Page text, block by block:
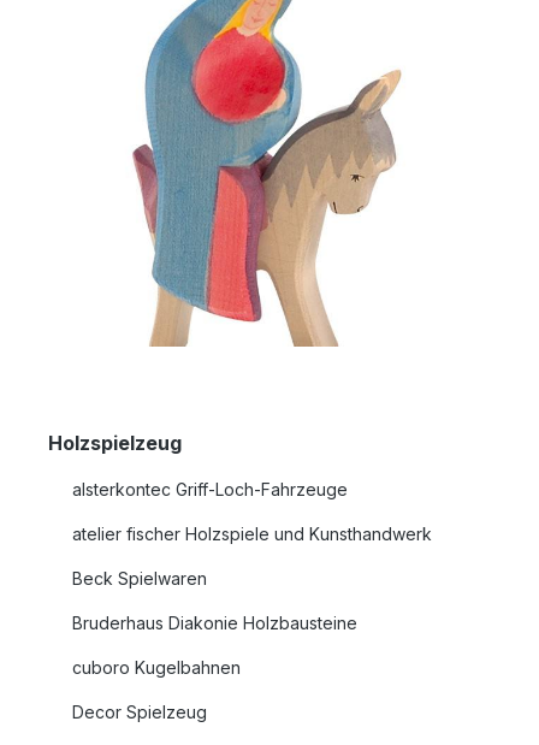
Holzspielzeug
alsterkontec Griff-Loch-Fahrzeuge
atelier fischer Holzspiele und Kunsthandwerk
Beck Spielwaren
Bruderhaus Diakonie Holzbausteine
cuboro Kugelbahnen
Decor Spielzeug